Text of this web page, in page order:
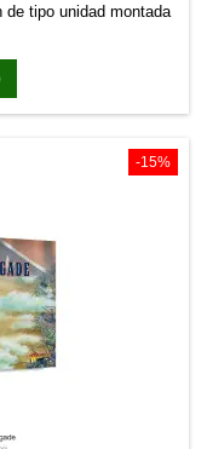
de tipo unidad montada
War. La referencia
diferenciada a la
montados,
-15%